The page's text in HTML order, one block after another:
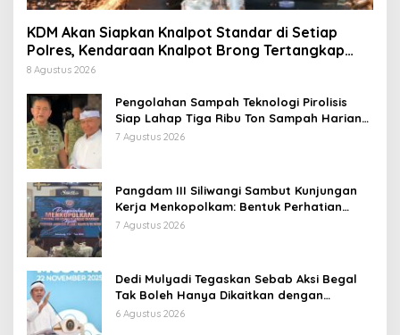
KDM Akan Siapkan Knalpot Standar di Setiap
Polres, Kendaraan Knalpot Brong Tertangkap
Langsung Ganti
8 Agustus 2026
Pengolahan Sampah Teknologi Pirolisis
Siap Lahap Tiga Ribu Ton Sampah Harian
Jawa Barat
7 Agustus 2026
Pangdam III Siliwangi Sambut Kunjungan
Kerja Menkopolkam: Bentuk Perhatian
Pemerintah
7 Agustus 2026
Dedi Mulyadi Tegaskan Sebab Aksi Begal
Tak Boleh Hanya Dikaitkan dengan
Ekonomi
6 Agustus 2026